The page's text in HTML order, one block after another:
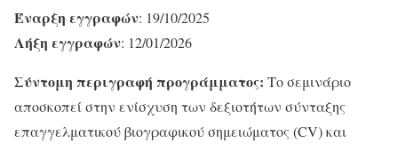
Έναρξη εγγραφών: 19/10/2025
Λήξη εγγραφών: 12/01/2026
Σύντομη περιγραφή προγράμματος: Το σεμινάριο
αποσκοπεί στην ενίσχυση των δεξιοτήτων σύνταξης
επαγγελματικού βιογραφικού σημειώματος (CV) και